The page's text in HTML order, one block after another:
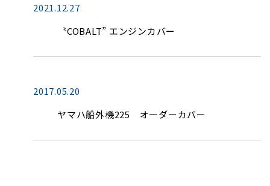
2021.12.27
〝COBALT” エンジンカバー
2017.05.20
ヤマハ船外機225 オーダーカバー